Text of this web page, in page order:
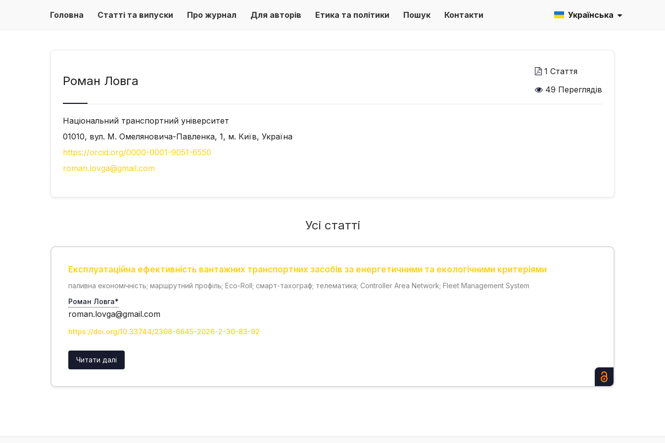
Головна Статті та випуски Про журнал Для авторів Етика та політики Пошук Контакти Українська
Роман Ловга
1 Стаття
49 Переглядів
Національний транспортний університет
01010, вул. М. Омеляновича-Павленка, 1, м. Київ, Україна
https://orcid.org/0000-0001-9051-6550
roman.lovga@gmail.com
Усі статті
Експлуатаційна ефективність вантажних транспортних засобів за енергетичними та екологічними критеріями
паливна економічність; маршрутний профіль; Eco-Roll; смарт-тахограф; телематика; Controller Area Network; Fleet Management System
Роман Ловга*
roman.lovga@gmail.com
https://doi.org/10.33744/2308-6645-2026-2-30-83-92
Читати далі